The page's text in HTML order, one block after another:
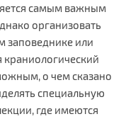
самым важным
организовать
заповеднике или
краниологический
о чем сказано
специальную
где имеются